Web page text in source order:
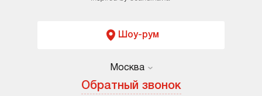
Шоу-рум
Москва
Обратный звонок
Москва